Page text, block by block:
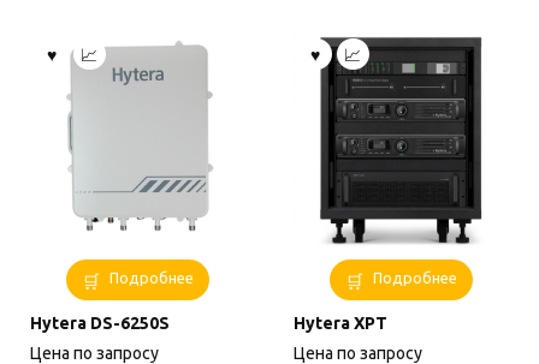
Подробнее
Hytera DS-6250S
Цена по запросу
Подробнее
Hytera XPT
Цена по запросу